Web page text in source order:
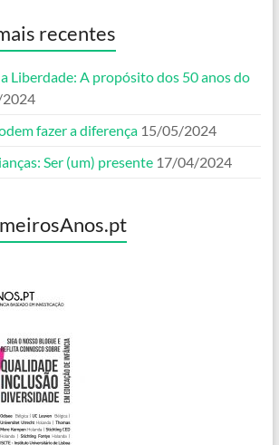
recentes
Liberdade: A propósito dos 50 anos do
fazer a diferença 15/05/2024
Ser (um) presente 17/04/2024